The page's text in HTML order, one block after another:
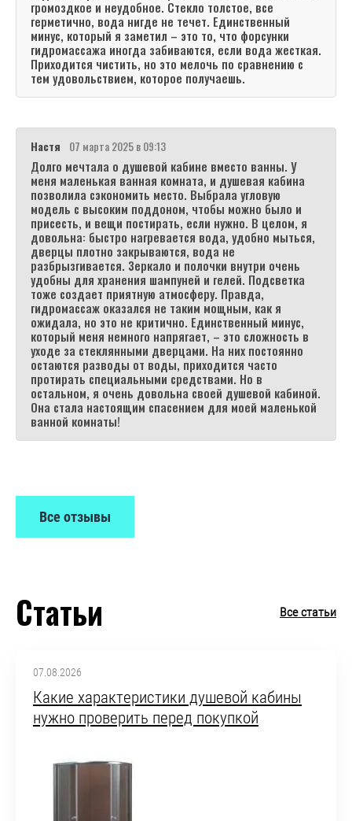
громоздкое и неудобное. Стекло толстое, все
герметично, вода нигде не течет. Единственный
минус, который я заметил – это то, что форсунки
гидромассажа иногда забиваются, если вода жесткая.
Приходится чистить, но это мелочь по сравнению с
тем удовольствием, которое получаешь.
Настя 07 марта 2025 в 09:13
Долго мечтала о душевой кабине вместо ванны. У
меня маленькая ванная комната, и душевая кабина
позволила сэкономить место. Выбрала угловую
модель с высоким поддоном, чтобы можно было и
присесть, и вещи постирать, если нужно. В целом, я
довольна: быстро нагревается вода, удобно мыться,
дверцы плотно закрываются, вода не
разбрызгивается. Зеркало и полочки внутри очень
удобны для хранения шампуней и гелей. Подсветка
тоже создает приятную атмосферу. Правда,
гидромассаж оказался не таким мощным, как я
ожидала, но это не критично. Единственный минус,
который меня немного напрягает, – это сложность в
уходе за стеклянными дверцами. На них постоянно
остаются разводы от воды, приходится часто
протирать специальными средствами. Но в
остальном, я очень довольна своей душевой кабиной.
Она стала настоящим спасением для моей маленькой
ванной комнаты!
Все отзывы
Статьи Все статьи
07.08.2026
Какие характеристики душевой кабины
нужно проверить перед покупкой